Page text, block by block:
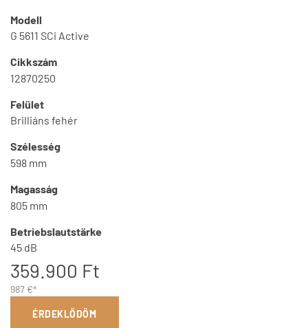
Modell
G 5611 SCi Active
Cikkszám
12870250
Felület
Brilliáns fehér
Szélesség
598 mm
Magasság
805 mm
Betriebslautstärke
45 dB
359.900 Ft
987 €*
ÉRDEKLŐDÖM